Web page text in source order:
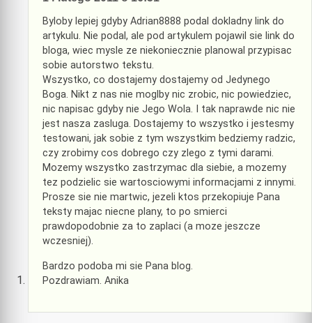
Byloby lepiej gdyby Adrian8888 podal dokladny link do
artykulu. Nie podal, ale pod artykulem pojawil sie link do
bloga, wiec mysle ze niekoniecznie planowal przypisac
sobie autorstwo tekstu.
Wszystko, co dostajemy dostajemy od Jedynego
Boga. Nikt z nas nie moglby nic zrobic, nic powiedziec,
nic napisac gdyby nie Jego Wola. I tak naprawde nic nie
jest nasza zasluga. Dostajemy to wszystko i jestesmy
testowani, jak sobie z tym wszystkim bedziemy radzic,
czy zrobimy cos dobrego czy zlego z tymi darami.
Mozemy wszystko zastrzymac dla siebie, a mozemy
tez podzielic sie wartosciowymi informacjami z innymi.
Prosze sie nie martwic, jezeli ktos przekopiuje Pana
teksty majac niecne plany, to po smierci
prawdopodobnie za to zaplaci (a moze jeszcze
wczesniej).
Bardzo podoba mi sie Pana blog.
Pozdrawiam. Anika